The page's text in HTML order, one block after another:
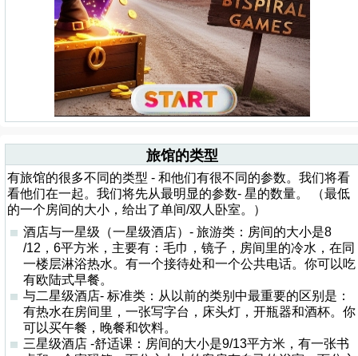
旅馆的类型
有旅馆的很多不同的类型 - 和他们有很不同的参数。我们将看
看他们在一起。我们将先从最明显的参数- 星的数量。 （最低
的一个房间的大小，给出了单间/双人卧室。）
酒店与一星级（一星级酒店）- 旅游类：房间的大小是8
/12，6平方米，主要有：毛巾，镜子，房间里的冷水，在同
一楼层淋浴热水。有一个接待处和一个公共电话。你可以吃
有欧陆式早餐。
与二星级酒店- 标准类：从以前的类别中最重要的区别是：
有热水在房间里，一张写字台，床头灯，开瓶器和酒杯。你
可以买午餐，晚餐和饮料。
三星级酒店 -舒适课：房间的大小是9/13平方米，有一张书